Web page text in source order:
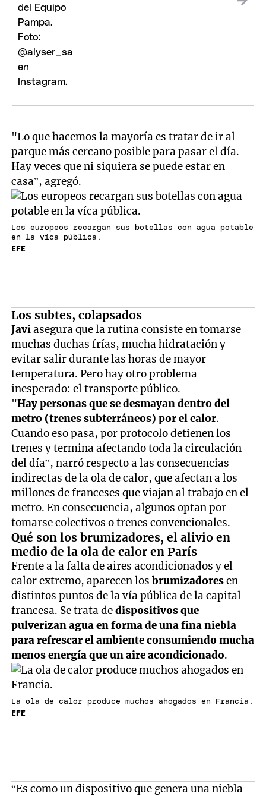
"Lo que hacemos la mayoría es tratar de ir al
parque más cercano posible para pasar el día.
Hay veces que ni siquiera se puede estar en
casa”, agregó.
Los europeos recargan sus botellas con agua potable
en la víca pública.
EFE
Los subtes, colapsados
Javiasegura que la rutina consiste en tomarse
muchas duchas frías, mucha hidratación y
evitar salir durante las horas de mayor
temperatura. Pero hay otro problema
inesperado: el transporte público.
"Hay personas que se desmayan dentro del
metro (trenes subterráneos) por el calor.
Cuando eso pasa, por protocolo detienen los
trenes y termina afectando toda la circulación
del día”, narró respecto a las consecuencias
indirectas de la ola de calor, que afectan a los
millones de franceses que viajan al trabajo en el
metro. En consecuencia, algunos optan por
tomarse colectivos o trenes convencionales.
Qué son los brumizadores, el alivio en
medio de la ola de calor en París
Frente a la falta de aires acondicionados y el
calor extremo, aparecen losbrumizadoresen
distintos puntos de la vía pública de la capital
francesa. Se trata dedispositivos que
pulverizan agua en forma de una fina niebla
para refrescar el ambiente consumiendo mucha
menos energía que un aire acondicionado.
La ola de calor produce muchos ahogados en Francia.
EFE
“Es como un dispositivo que genera una niebla